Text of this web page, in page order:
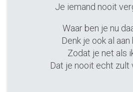
Je iemand nooit
Waar ben je nu
Denk je ook al
Zodat je net als
Dat je nooit echt zult